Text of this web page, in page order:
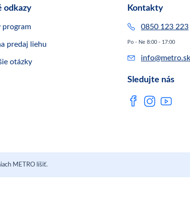
odkazy
program
predaj liehu
otázky
Kontakty
0850 123 223
Po - Ne 8:00 - 17:00
info@metro.sk
Sledujte nás
METRO líšiť.